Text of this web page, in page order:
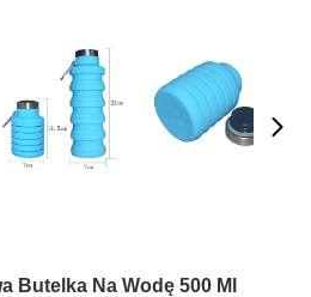
Butelka Na Wodę 500 Ml